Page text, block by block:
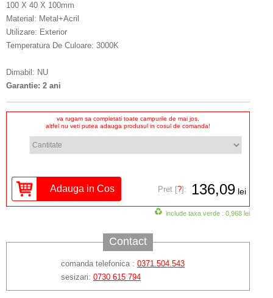
100 X 40 X 100mm
Material: Metal+Acril
Utilizare: Exterior
Temperatura De Culoare: 3000K
Dimabil: NU
Garantie: 2 ani
va rugam sa completati toate campurile de mai jos,
altfel nu veti putea adauga produsul in cosul de comanda!
Pret [?]: 136,09 lei
include taxa verde : 0,968 lei
Contact
comanda telefonica : 0371.504.543
sesizari: 0730 615 794